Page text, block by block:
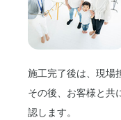
施工完了後は、現場
その後、お客様と共
認します。